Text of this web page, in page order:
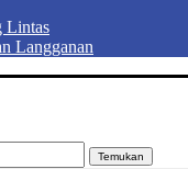
Lintas
Langganan
Temukan